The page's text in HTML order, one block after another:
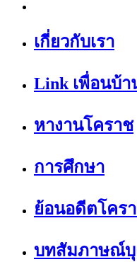
เกี่ยวกับเรา
Link เพื่อนบ้า
หางานโคราช
การศึกษา
ย้อนอดีตโคร
บทสัมภาษณ์บุ